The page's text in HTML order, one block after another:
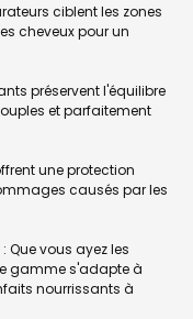
ciblent les zones
cheveux pour un
préservent l'équilibre
et parfaitement
une protection
causés par les
Que vous ayez les
gamme s'adapte à
nourrissants à